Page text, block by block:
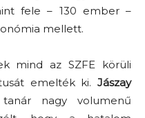
fele – 130 ember –
mellett.
mind az SZFE körüli
emelték ki. Jászay
nagy volumenű